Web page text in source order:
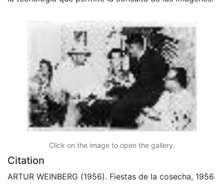
Click on the image to open the gallery.
Citation
ARTUR WEINBERG (1956). Fiestas de la cosecha, 1956